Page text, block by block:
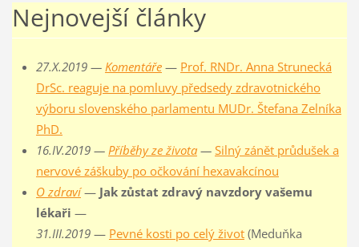
Nejnovejší články
27.X.2019 — Komentáře— Prof. RNDr. Anna Strunecká
DrSc. reaguje na pomluvy předsedy zdravotnického
výboru slovenského parlamentu MUDr. Štefana Zelníka
PhD.
16.IV.2019 — Příběhy ze života— Silný zánět průdušek a
nervové záškuby po očkování hexavakcínou
O zdraví— Jak zůstat zdravý navzdory vašemu
lékaři —
31.III.2019— Pevné kosti po celý život(Meduňka